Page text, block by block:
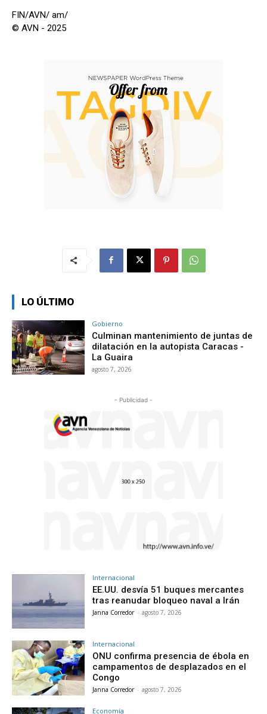
FIN/AVN/ am/
© AVN - 2025
LO ÚLTIMO
Gobierno
Culminan mantenimiento de juntas de
dilatación en la autopista Caracas -
La Guaira
agosto 7, 2026
- Publicidad -
Internacional
EE.UU. desvía 51 buques mercantes
tras reanudar bloqueo naval a Irán
Janna Corredor - agosto 7, 2026
Internacional
ONU confirma presencia de ébola en
campamentos de desplazados en el
Congo
Janna Corredor - agosto 7, 2026
Economía